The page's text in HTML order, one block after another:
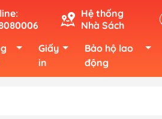
Hệ thống
Nhà Sách
Giấy
in
Bảo hộ lao
động